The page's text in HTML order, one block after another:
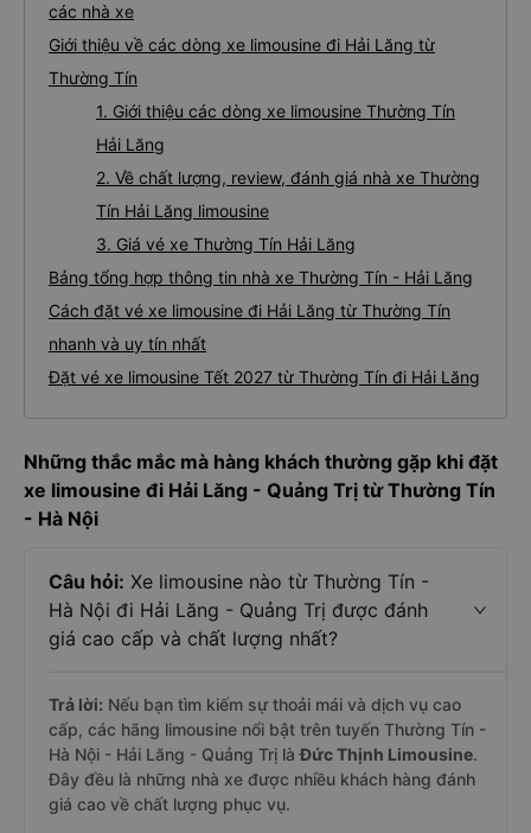
các nhà xe
Giới thiệu về các dòng xe limousine đi Hải Lăng từ
Thường Tín
1. Giới thiệu các dòng xe limousine Thường Tín
Hải Lăng
2. Về chất lượng, review, đánh giá nhà xe Thường
Tín Hải Lăng limousine
3. Giá vé xe Thường Tín Hải Lăng
Bảng tổng hợp thông tin nhà xe Thường Tín - Hải Lăng
Cách đặt vé xe limousine đi Hải Lăng từ Thường Tín
nhanh và uy tín nhất
Đặt vé xe limousine Tết 2027 từ Thường Tín đi Hải Lăng
Những thắc mắc mà hàng khách thường gặp khi đặt
xe limousine đi Hải Lăng - Quảng Trị từ Thường Tín
- Hà Nội
Câu hỏi: Xe limousine nào từ Thường Tín -
Hà Nội đi Hải Lăng - Quảng Trị được đánh
giá cao cấp và chất lượng nhất?
Trả lời: Nếu bạn tìm kiếm sự thoải mái và dịch vụ cao
cấp, các hãng limousine nổi bật trên tuyến Thường Tín -
Hà Nội - Hải Lăng - Quảng Trị làĐức Thịnh Limousine.
Đây đều là những nhà xe được nhiều khách hàng đánh
giá cao về chất lượng phục vụ.